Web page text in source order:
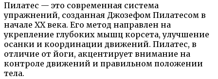
Пилатес — это современная система
упражнений, созданная Джозефом Пилатесом в
начале XX века. Его метод направлен на
укрепление глубоких мышц корсета, улучшение
осанки и координации движений. Пилатес, в
отличие от йоги, акцентирует внимание на
контроле движений и правильном положении
тела.